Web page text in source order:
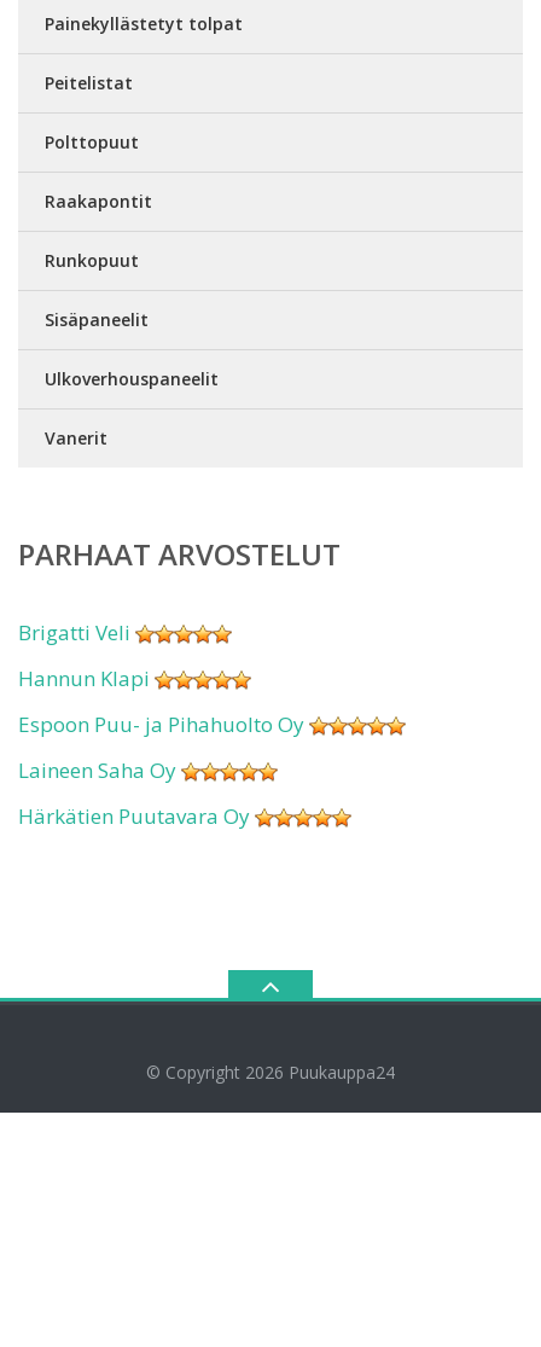
Painekyllästetyt tolpat
Peitelistat
Polttopuut
Raakapontit
Runkopuut
Sisäpaneelit
Ulkoverhouspaneelit
Vanerit
PARHAAT ARVOSTELUT
Brigatti Veli
Hannun Klapi
Espoon Puu- ja Pihahuolto Oy
Laineen Saha Oy
Härkätien Puutavara Oy
© Copyright 2026 Puukauppa24